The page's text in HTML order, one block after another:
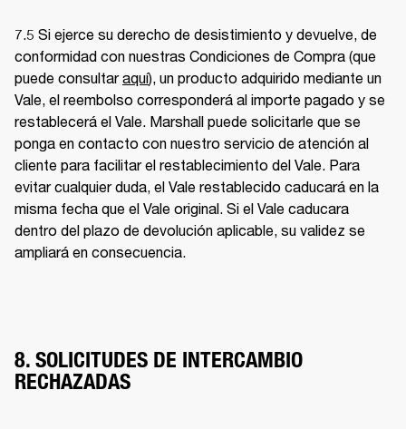
7.5 Si ejerce su derecho de desistimiento y devuelve, de
conformidad con nuestras Condiciones de Compra (que
puede consultar aquí), un producto adquirido mediante un
Vale, el reembolso corresponderá al importe pagado y se
restablecerá el Vale. Marshall puede solicitarle que se
ponga en contacto con nuestro servicio de atención al
cliente para facilitar el restablecimiento del Vale. Para
evitar cualquier duda, el Vale restablecido caducará en la
misma fecha que el Vale original. Si el Vale caducara
dentro del plazo de devolución aplicable, su validez se
ampliará en consecuencia.
8. SOLICITUDES DE INTERCAMBIO
RECHAZADAS